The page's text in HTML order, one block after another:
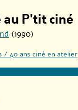
P'tit ciné
(1990)
/ 40 ans ciné en atelier